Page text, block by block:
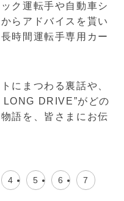
ク運転手や自動車シ
らアドバイスを貰い
時間運転手専用カー
にまつわる裏話や、
DRIVE”がどの
語を、皆さまにお伝
4 5 6 7